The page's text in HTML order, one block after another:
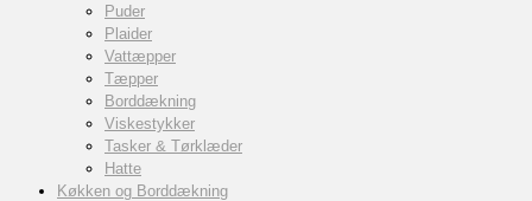
Puder
Plaider
Vattæpper
Tæpper
Borddækning
Viskestykker
Tasker & Tørklæder
Hatte
Køkken og Borddækning